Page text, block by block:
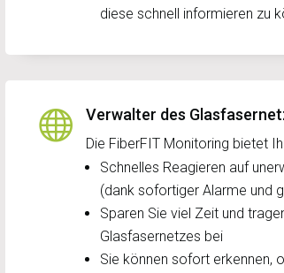
diese schnell informieren zu
 Verwalter des
Die FiberFIT Monitoring bietet
Schnelles Reagieren auf
(dank sofortiger Alarme und
Sparen Sie viel Zeit und
Glasfasernetzes bei
Sie können sofort erkennen,